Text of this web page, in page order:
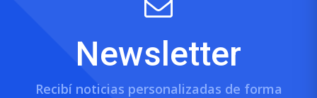
Newsletter
Recibí noticias personalizadas de forma